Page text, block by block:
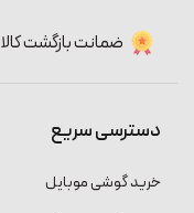
ضمانت بازگشت کالا
دسترسی سریع
خرید گوشی موبایل